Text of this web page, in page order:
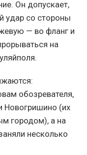
Он допускает,
удар со стороны
— во фланг и
на
обозревателя,
Новогришино (их
городом), а на
несколько